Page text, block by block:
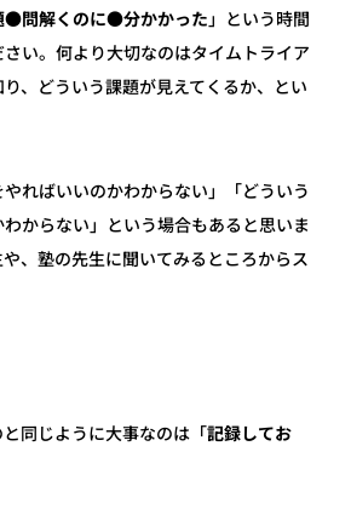
●問解くのに●分かかった」という時間
い。何より大切なのはタイムトライア
、どういう課題が見えてくるか、とい
やればいいのかわからない」「どういう
からない」という場合もあると思いま
、塾の先生に聞いてみるところからス
同じように大事なのは「記録してお